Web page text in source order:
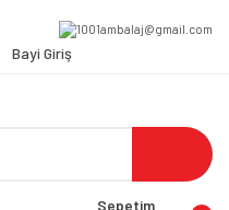
Bayi Giriş
Sepetim